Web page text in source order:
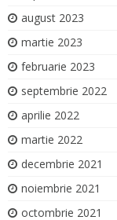
august 2023
martie 2023
februarie 2023
septembrie 2022
aprilie 2022
martie 2022
decembrie 2021
noiembrie 2021
octombrie 2021